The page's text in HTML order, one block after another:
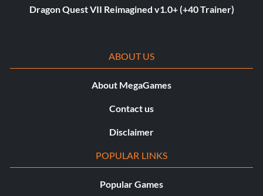
Dragon Quest VII Reimagined v1.0+ (+40 Trainer)
ABOUT US
About MegaGames
Contact us
Disclaimer
POPULAR LINKS
Popular Games